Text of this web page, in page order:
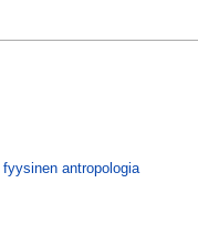
antropologia